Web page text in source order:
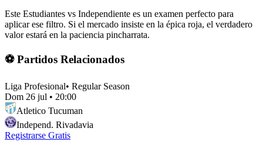
Este Estudiantes vs Independiente es un examen perfecto para
aplicar ese filtro. Si el mercado insiste en la épica roja, el verdadero
valor estará en la paciencia pincharrata.
⚽ Partidos Relacionados
Liga Profesional• Regular Season
Dom 26 jul • 20:00
Atletico Tucuman
Independ. Rivadavia
Registrarse Gratis